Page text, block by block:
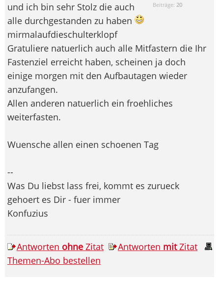
Beiträge: 20
und ich bin sehr Stolz die auch
alle durchgestanden zu haben
mirmalaufdieschulterklopf
Gratuliere natuerlich auch alle Mitfastern die Ihr
Fastenziel erreicht haben, scheinen ja doch
einige morgen mit den Aufbautagen wieder
anzufangen.
Allen anderen natuerlich ein froehliches
weiterfasten.
Wuensche allen einen schoenen Tag
--
Was Du liebst lass frei, kommt es zurueck
gehoert es Dir - fuer immer
Konfuzius
Antworten ohne Zitat Antworten mitZitat
Themen-Abo bestellen